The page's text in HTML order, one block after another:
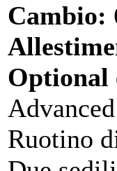
Cambio:
Optional
Ruotino